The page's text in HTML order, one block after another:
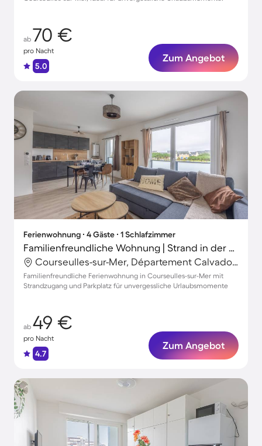
ab 70 €
pro Nacht
5.0
Zum Angebot
Ferienwohnung ∙ 4 Gäste ∙ 1 Schlafzimmer
Familienfreundliche Wohnung | Strand in der Nähe
Courseulles-sur-Mer, Département Calvados, Frankreich
Familienfreundliche Ferienwohnung in Courseulles-sur-Mer mit
Strandzugang und Parkplatz für unvergessliche Urlaubsmomente
ab 49 €
pro Nacht
4.7
Zum Angebot